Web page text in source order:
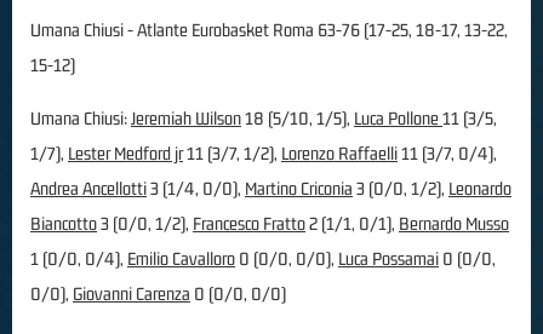
Umana Chiusi - Atlante Eurobasket Roma 63-76 (17-25, 18-17, 13-22,
15-12)
Umana Chiusi: Jeremiah Wilson18 (5/10, 1/5), Luca Pollone11 (3/5,
1/7), Lester Medford jr11 (3/7, 1/2), Lorenzo Raffaelli11 (3/7, 0/4),
Andrea Ancellotti3 (1/4, 0/0), Martino Criconia 3 (0/0, 1/2), Leonardo
Biancotto3 (0/0, 1/2), Francesco Fratto2 (1/1, 0/1), Bernardo Musso
1 (0/0, 0/4), Emilio Cavalloro 0 (0/0, 0/0), Luca Possamai 0 (0/0,
0/0), Giovanni Carenza 0 (0/0, 0/0)